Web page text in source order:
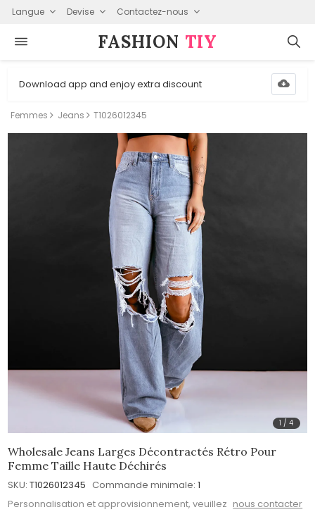
Langue Devise Contactez-nous
FASHION⁠ TIY
Download app and enjoy extra discount
Femmes Jeans T1026012345
1 /4
Wholesale Jeans Larges Décontractés Rétro Pour
Femme Taille Haute Déchirés
SKU: T1026012345 Commande minimale: 1
Personnalisation et approvisionnement, veuillez nous contacter